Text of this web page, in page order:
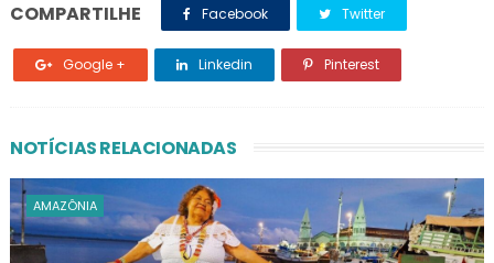
COMPARTILHE Facebook Twitter
Google + Linkedin Pinterest
NOTÍCIAS RELACIONADAS
AMAZÔNIA